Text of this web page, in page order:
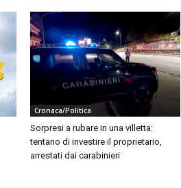
Cronaca/Politica
Sorpresi a rubare in una villetta:
tentano di investire il proprietario,
arrestati dai carabinieri